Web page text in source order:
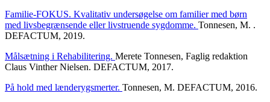
Familie-FOKUS. Kvalitativ undersøgelse om familier med børn
med livsbegrænsende eller livstruende sygdomme. Tonnesen, M. .
DEFACTUM, 2019.
Målsætning i Rehabilitering. Merete Tonnesen, Faglig redaktion
Claus Vinther Nielsen. DEFACTUM, 2017.
På hold med lænderygsmerter. Tonnesen, M. DEFACTUM, 2016.